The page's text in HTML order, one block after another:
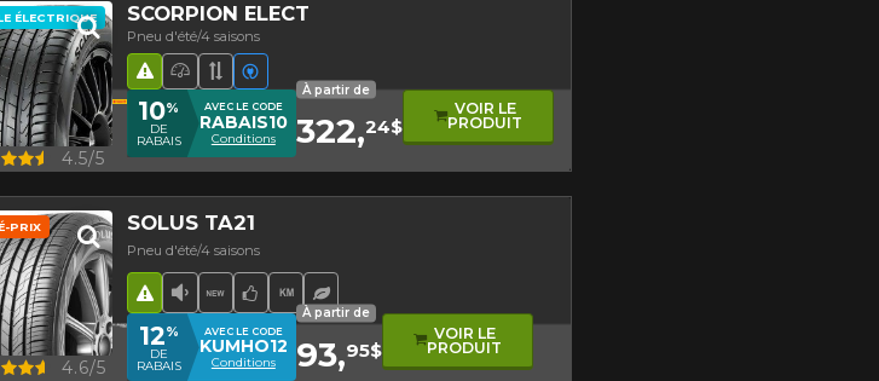
SCORPION ELECT
Pneu d'été/4 saisons
Pneu haute performance
Bande de roulement asymétrique
Hasard routierVéhicules électriques
4.5/5
ÉLECTRIQUE
10%
DE
RABAIS
AVEC LE CODE
RABAIS10
Conditions
À partir de
322,24$
VOIR LE
PRODUIT
SOLUS TA21
Pneu d'été/4 saisons
Faible niveau sonore
Nouveau produit
Choix de l'équipe
Haut kilométrage
Pneu écologique
Hasard routier
4.6/5
PRIX
12%
DE
RABAIS
AVEC LE CODE
KUMHO12
Conditions
À partir de
93,95$
VOIR LE
PRODUIT